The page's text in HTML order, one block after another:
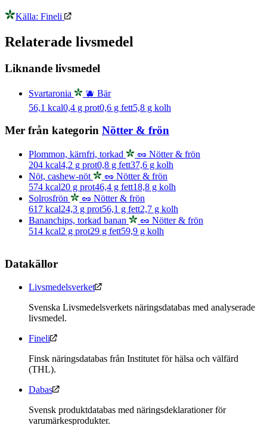
Källa: Fineli
Relaterade livsmedel
Liknande livsmedel
Svartaronia
🫐 Bär
56,1 kcal0,4 g prot0,6 g fett5,8 g kolh
Mer från kategorin Nötter & frön
Plommon, kärnfri, torkad
🥜 Nötter & frön
204 kcal4,2 g prot0,8 g fett37,6 g kolh
Nöt, cashew-nöt
🥜 Nötter & frön
574 kcal20 g prot46,4 g fett18,8 g kolh
Solrosfrön
🥜 Nötter & frön
617 kcal24,3 g prot56,1 g fett2,7 g kolh
Bananchips, torkad banan
🥜 Nötter & frön
514 kcal2 g prot29 g fett59,9 g kolh
Datakällor
Livsmedelsverket
Svenska Livsmedelsverkets näringsdatabas med analyserade
livsmedel.
Fineli
Finsk näringsdatabas från Institutet för hälsa och välfärd
(THL).
Dabas
Svensk produktdatabas med näringsdeklarationer för
varumärkesprodukter.